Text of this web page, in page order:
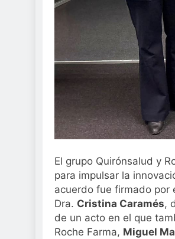
El grupo Quirónsalud y
para impulsar la
acuerdo fue firmado por
Dra. Cristina Caramés,
de un acto en el que
Roche Farma, Miguel